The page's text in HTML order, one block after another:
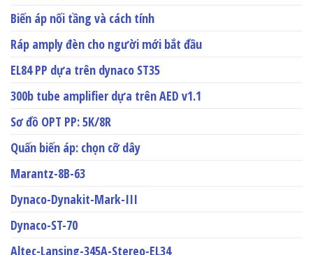
Biến áp nối tầng và cách tính
Ráp amply đèn cho người mới bắt đầu
EL84 PP dựa trên dynaco ST35
300b tube amplifier dựa trên AED v1.1
Sơ đồ OPT PP: 5K/8R
Quấn biến áp: chọn cỡ dây
Marantz-8B-63
Dynaco-Dynakit-Mark-III
Dynaco-ST-70
Altec-Lansing-345A-Stereo-EL34